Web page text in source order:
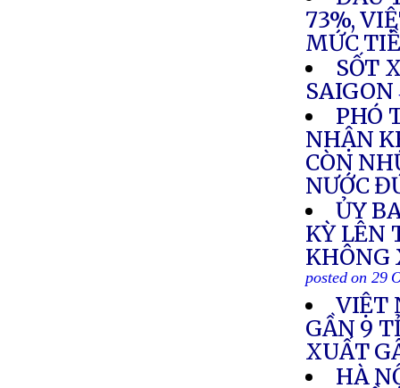
73%,
MỨC
SỐT
SAIGON
PHÓ
NHẬN
CÒN
NƯỚC
ỦY
KỲ LÊN
KHÔNG
posted on 29
VIỆT
GẦN 9
XUẤT
HÀ